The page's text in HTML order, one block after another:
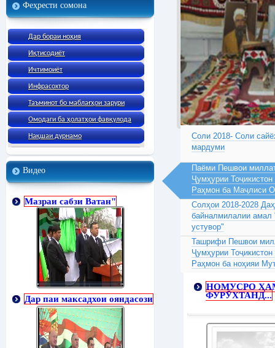
Феҳрести сомона
Дар бораи ноҳия
Иқтисодиёт
Ичтимоиёт
Инфрасохтор
Таъминот бо маблағҳои зарури
Омодаги ба ҳолатҳои фавқулода
Нақшаи дурнамо
Видео
Мазраи сабзи Ватан"
Дар паи максадхои ояндасози
Соли 2018- Соли
мардуми
Паёми Пешвои
Ҷумҳурии
Раҳмон ба Маҷлиси
Солҳои 2018-2028
байналмилалии
устувор"
Ташрифи Пешвои
Ҷумҳурии
Раҳмон ба ноҳияи
НОМУСРО
ФУРӮХТАНД...